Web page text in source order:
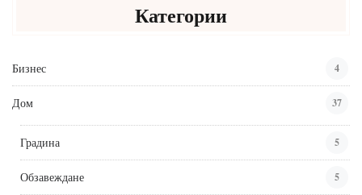
Категории
Бизнес 4
Дом 37
Градина 5
Обзавеждане 5